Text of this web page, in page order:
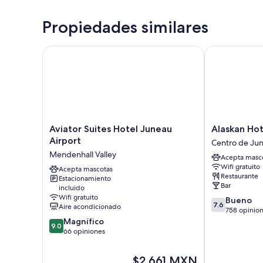
Propiedades similares
Aviator
Suites
Hotel
Juneau
Airport
Mendenhall
Valley
Aviator Suites Hotel Juneau
Airport
Mendenhall Valley
Acepta mascotas
Estacionamiento
incluido
Wifi gratuito
Aire acondicionado
9.0
de
9.0 Magnífico
66 opiniones
El
Aviator Suites Hotel Juneau Airport
Alaskan
Hotel
and
Bar
Centro
de
Juneau
Alaskan
Centro de
Acepta
Wifi gratuito
Restaurante
Bar
7.6
de
7.6 Bueno
758
Alaskan Hotel